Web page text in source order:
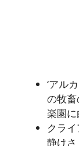
‘アル
の牧
楽園に
クラ
静け